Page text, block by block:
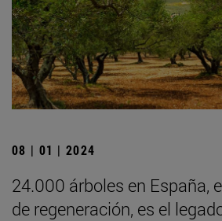
08 | 01 | 2024
24.000 árboles en España,
de regeneración, es el